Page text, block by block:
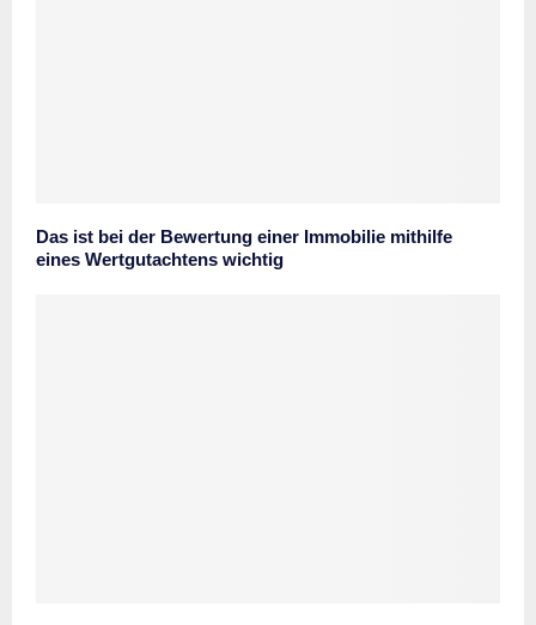
Das ist bei der Bewertung einer Immobilie mithilfe
eines Wertgutachtens wichtig